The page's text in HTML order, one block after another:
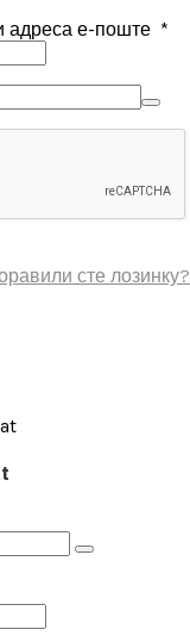
адреса е-поште *
сте лозинку?